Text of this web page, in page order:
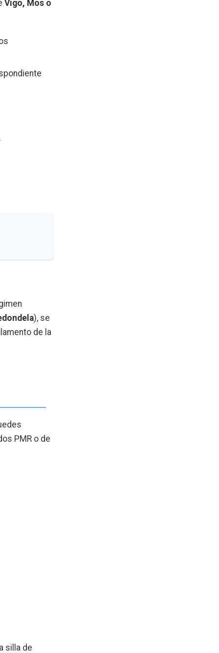
Vigo, Mos o
), se
de la
PMR o de
silla de